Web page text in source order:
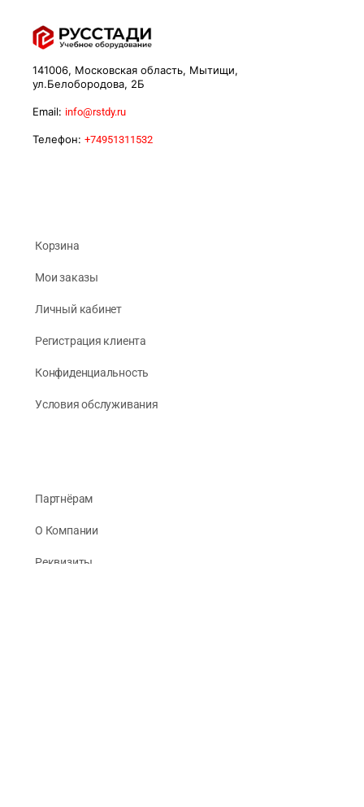
141006, Московская область, Мытищи,
ул.Белобородова, 2Б
Email: info@rstdy.ru
Телефон: +74951311532
Корзина
Мои заказы
Личный кабинет
Регистрация клиента
Конфиденциальность
Условия обслуживания
Партнёрам
О Компании
Реквизиты